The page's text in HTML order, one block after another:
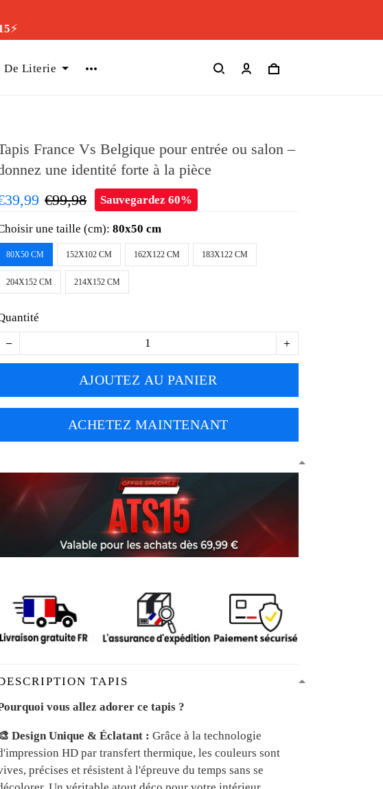
⚡️
De Literie
France Vs Belgique pour entrée ou salon –
une identité forte à la pièce
€99,98 Sauvegardez 60%
une taille (cm):80x50 cm
80X50 CM 152X102 CM 162X122 CM 183X122 CM
204X152 CM 214X152 CM
AJOUTEZ AU PANIER
ACHETEZ MAINTENANT
TAPIS
vous allez adorer ce tapis ?
Design Unique & Éclatant : Grâce à la technologie
HD par transfert thermique, les couleurs sont
précises et résistent à l'épreuve du temps sans se